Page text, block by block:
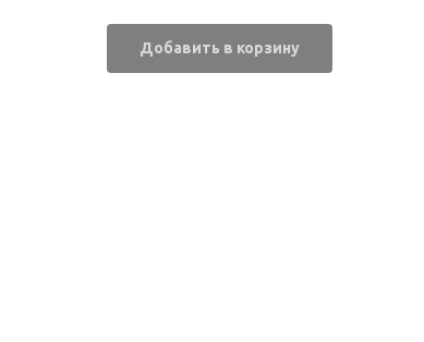
Добавить в корзину